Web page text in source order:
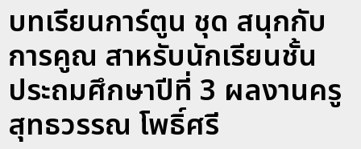
บทเรียนการ์ตูน ชุด สนุกกับ
การคูณ สาหรับนักเรียนชั้น
ประถมศึกษาปีที่ 3 ผลงานครู
สุทธวรรณ โพธิ์ศรี